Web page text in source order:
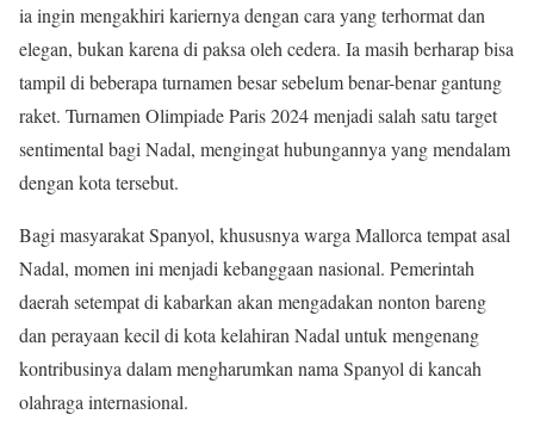
ia ingin mengakhiri kariernya dengan cara yang terhormat dan
elegan, bukan karena di paksa oleh cedera. Ia masih berharap bisa
tampil di beberapa turnamen besar sebelum benar-benar gantung
raket. Turnamen Olimpiade Paris 2024 menjadi salah satu target
sentimental bagi Nadal, mengingat hubungannya yang mendalam
dengan kota tersebut.
Bagi masyarakat Spanyol, khususnya warga Mallorca tempat asal
Nadal, momen ini menjadi kebanggaan nasional. Pemerintah
daerah setempat di kabarkan akan mengadakan nonton bareng
dan perayaan kecil di kota kelahiran Nadal untuk mengenang
kontribusinya dalam mengharumkan nama Spanyol di kancah
olahraga internasional.